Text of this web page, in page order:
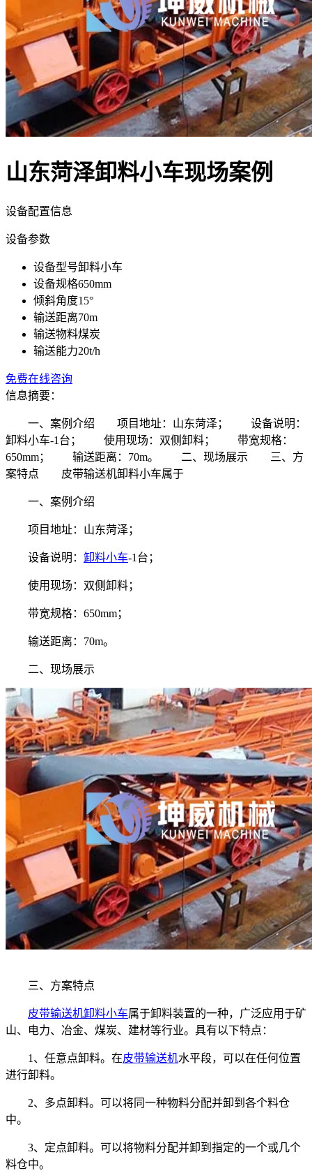
山东菏泽卸料小车现场案例
设备配置信息
设备参数
设备型号卸料小车
设备规格650mm
倾斜角度15°
输送距离70m
输送物料煤炭
输送能力20t/h
免费在线咨询
信息摘要：
一、案例介绍 项目地址：山东菏泽； 设备说明：
卸料小车-1台； 使用现场：双侧卸料； 带宽规格：
650mm； 输送距离：70m。 二、现场展示 三、方
案特点 皮带输送机卸料小车属于
一、案例介绍
项目地址：山东菏泽；
设备说明： 卸料小车-1台；
使用现场：双侧卸料；
带宽规格：650mm；
输送距离：70m。
二、现场展示
三、方案特点
皮带输送机卸料小车属于卸料装置的一种，广泛应用于矿
山、电力、冶金、煤炭、建材等行业。具有以下特点：
1、任意点卸料。在皮带输送机水平段，可以在任何位置
进行卸料。
2、多点卸料。可以将同一种物料分配并卸到各个料仓
中。
3、定点卸料。可以将物料分配并卸到指定的一个或几个
料仓中。